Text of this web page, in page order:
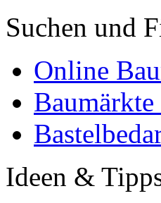
Suchen und
Online
Baumärkte
Ideen &